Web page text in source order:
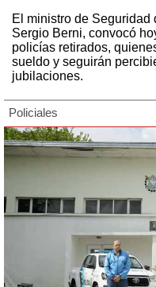
El ministro de Seguridad
Sergio Berni, convocó
policías retirados,
sueldo y seguirán
jubilaciones.
Policiales